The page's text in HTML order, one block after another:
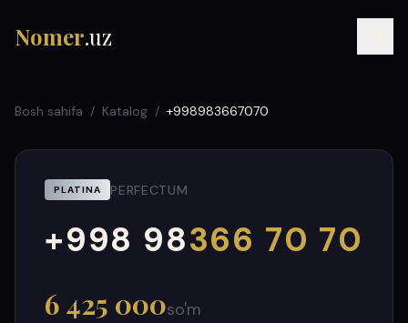
Nomer.uz
UZ УЗ
Bosh sahifa / Katalog / +998983667070
PLATINA PERFECTUM
+998 98366 70 70
000
999
6 425 000so'm